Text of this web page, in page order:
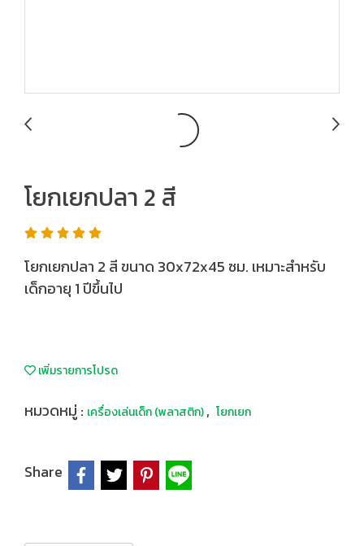
โยกเยกปลา 2 สี
โยกเยกปลา 2 สี ขนาด 30x72x45 ซม. เหมาะสำหรับ
เด็กอายุ 1 ปีขึ้นไป
เพิ่มรายการโปรด
หมวดหมู่ : เครื่องเล่นเด็ก (พลาสติก), โยกเยก
Share